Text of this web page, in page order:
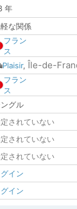
年
な関係
フラン
ス
Plaisir, Île-de-
フラン
ス
グル
されていない
されていない
されていない
イン
イン